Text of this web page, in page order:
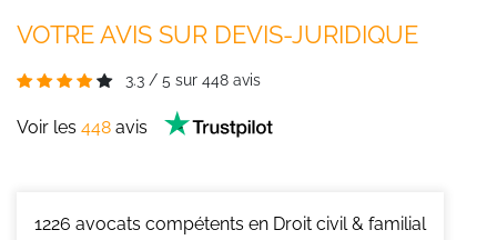
VOTRE AVIS SUR DEVIS-JURIDIQUE
3.3 / 5 sur 448 avis
Voir les 448 avis
1226 avocats compétents en Droit civil & familial